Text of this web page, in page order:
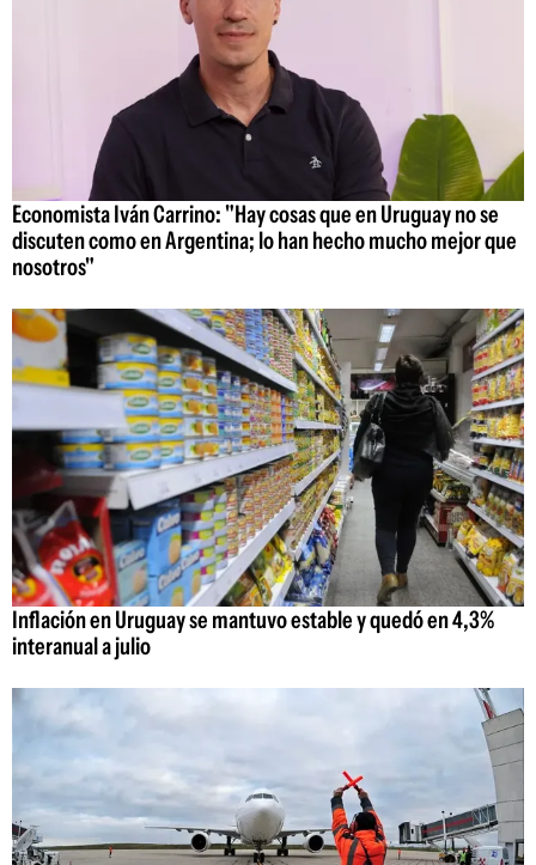
Economista Iván Carrino: "Hay cosas que en Uruguay no se
discuten como en Argentina; lo han hecho mucho mejor que
nosotros"
Inflación en Uruguay se mantuvo estable y quedó en 4,3%
interanual a julio